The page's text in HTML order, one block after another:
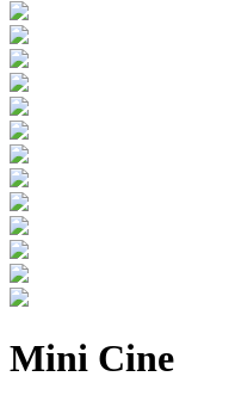
Mini Cine